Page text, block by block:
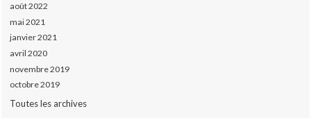
août 2022
mai 2021
janvier 2021
avril 2020
novembre 2019
octobre 2019
Toutes les archives